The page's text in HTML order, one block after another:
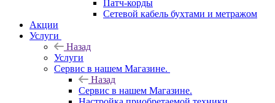
Патч-корды
Сетевой кабель бухтами и метражом
Акции
Услуги
Назад
Услуги
Сервис в нашем Магазине.
Назад
Сервис в нашем Магазине.